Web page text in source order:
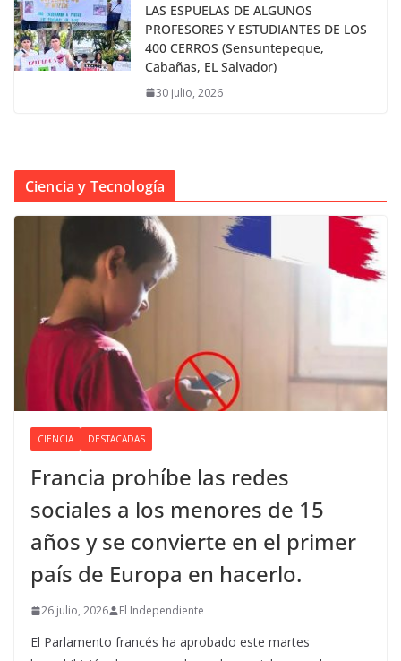
LAS ESPUELAS DE ALGUNOS
PROFESORES Y ESTUDIANTES DE LOS
400 CERROS (Sensuntepeque,
Cabañas, EL Salvador)
30 julio, 2026
Ciencia y Tecnología
CIENCIA DESTACADAS
Francia prohíbe las redes
sociales a los menores de 15
años y se convierte en el primer
país de Europa en hacerlo.
26 julio, 2026 El Independiente
El Parlamento francés ha aprobado este martes